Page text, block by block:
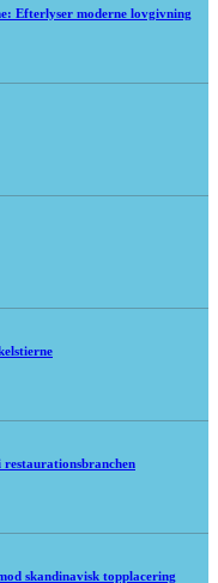
Efterlyser moderne lovgivning
skandinavisk topplacering